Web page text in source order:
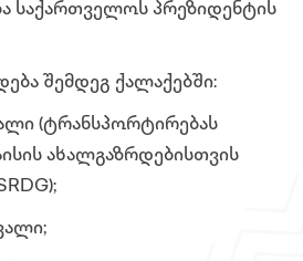
საქართველოს პრეზიდენტის
შემდეგ ქალაქებში:
(ტრანსპორტირებას
ახალგაზრდებისთვის